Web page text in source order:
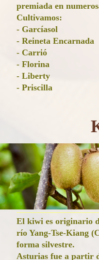
premiada en
Cultivamos:
- Garcíasol
- Reineta Encarnada
- Carrió
- Florina
- Liberty
- Priscilla
El kiwi es originario
río Yang-Tse-Kiang
forma
Asturias fue a partir